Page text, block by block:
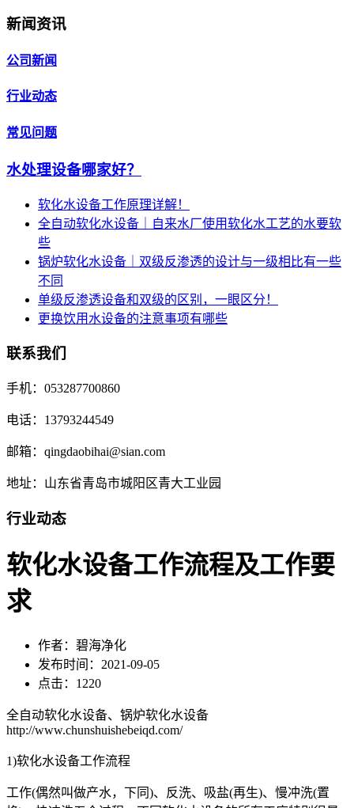
新闻资讯
公司新闻
行业动态
常见问题
水处理设备哪家好？
软化水设备工作原理详解！
全自动软化水设备｜自来水厂使用软化水工艺的水要软
些
锅炉软化水设备｜双级反渗透的设计与一级相比有一些
不同
单级反渗透设备和双级的区别，一眼区分！
更换饮用水设备的注意事项有哪些
联系我们
手机：053287700860
电话：13793244549
邮箱：qingdaobihai@sian.com
地址：山东省青岛市城阳区青大工业园
行业动态
软化水设备工作流程及工作要
求
作者：碧海净化
发布时间：2021-09-05
点击：1220
全自动软化水设备、锅炉软化水设备
http://www.chunshuishebeiqd.com/
1)软化水设备工作流程
工作(偶然叫做产水，下同)、反洗、吸盐(再生)、慢冲洗(置